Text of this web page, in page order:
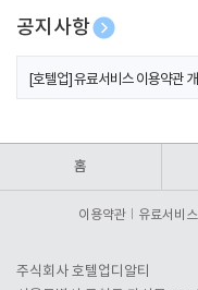
공지사항
[호텔업] 개인정보 처리방침 개정
[호텔업] 유료서비스 이용약관
홈
이용약관 유료서비
주식회사 호텔업디알티